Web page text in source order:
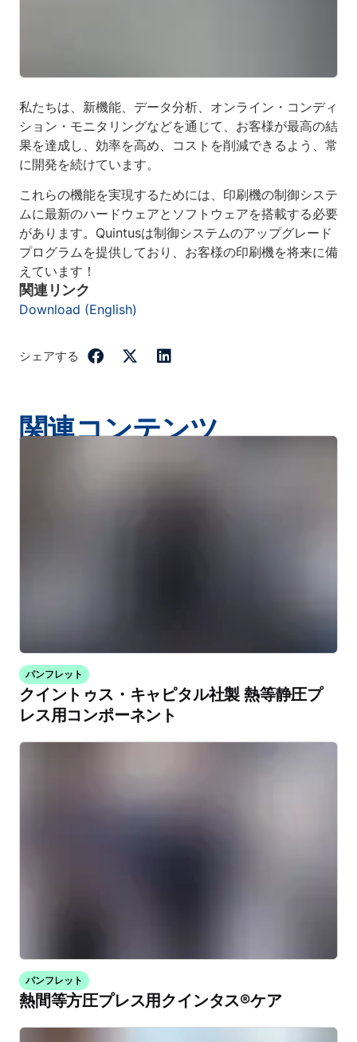
私たちは、新機能、データ分析、オンライン・コンディ
ション・モニタリングなどを通じて、お客様が最高の結
果を達成し、効率を高め、コストを削減できるよう、常
に開発を続けています。
これらの機能を実現するためには、印刷機の制御システ
ムに最新のハードウェアとソフトウェアを搭載する必要
があります。Quintusは制御システムのアップグレード
プログラムを提供しており、お客様の印刷機を将来に備
えています！
関連リンク
Download (English)
シェアする
関連コンテンツ
パンフレット
クイントゥス・キャピタル社製 熱等静圧プ
レス用コンポーネント
パンフレット
熱間等方圧プレス用クインタス®ケア